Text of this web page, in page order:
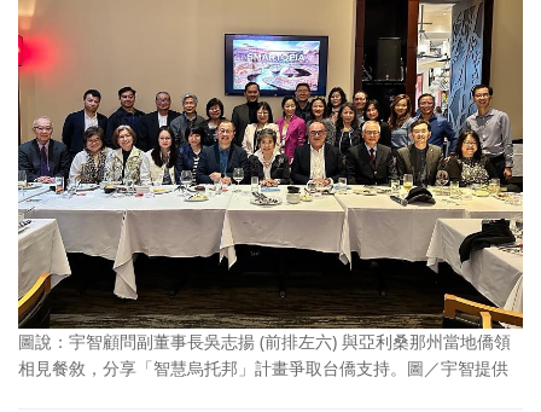
圖說：宇智顧問副董事長吳志揚 (前排左六) 與亞利桑那州當地僑領
相見餐敘，分享「智慧烏托邦」計畫爭取台僑支持。圖／宇智提供